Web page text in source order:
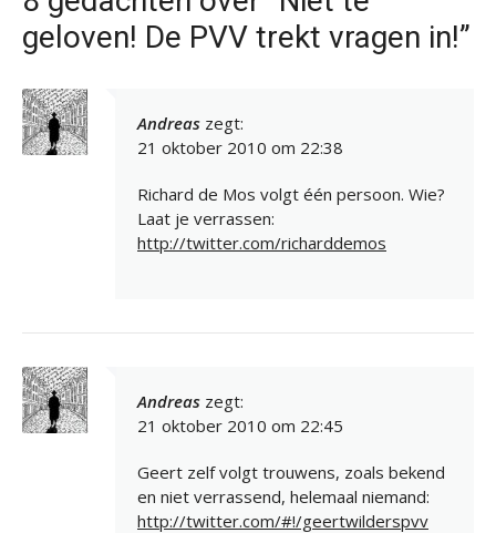
geloven! De PVV trekt vragen in!”
Andreas zegt:
21 oktober 2010 om 22:38
Richard de Mos volgt één persoon. Wie?
Laat je verrassen:
http://twitter.com/richarddemos
Andreas zegt:
21 oktober 2010 om 22:45
Geert zelf volgt trouwens, zoals bekend
en niet verrassend, helemaal niemand:
http://twitter.com/#!/geertwilderspvv